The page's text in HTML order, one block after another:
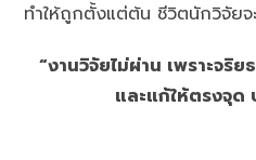
ทำให้ถูกตั้งแต่ต้น ชีวิตนักวิจัยจ
“งานวิจัยไม่ผ่าน เพราะจริ
และแก้ให้ตรงจุด